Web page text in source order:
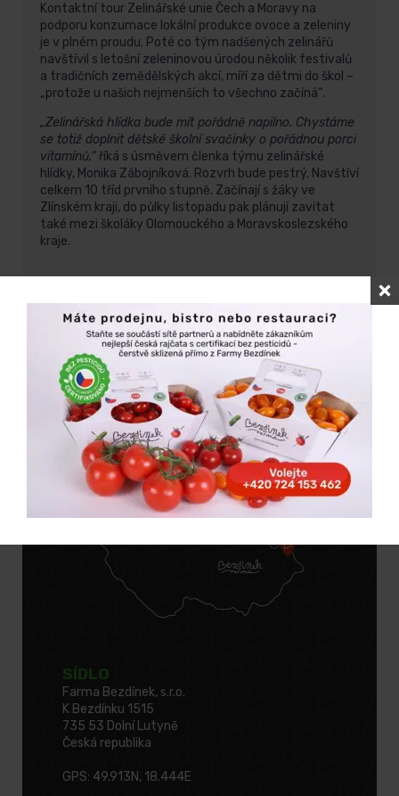
Kontaktní tour Zelinářské unie Čech a Moravy na
podporu konzumace lokální produkce ovoce a zeleniny
je v plném proudu. Poté co tým nadšených zelinářů
navštívil s letošní zeleninovou úrodou několik festivalů
a tradičních zemědělských akcí, míří za dětmi do škol –
„protože u našich nejmenších to všechno začíná“.
„Zelinářská hlídka bude mít pořádně napilno. Chystáme
se totiž doplnit dětské školní svačinky o pořádnou porci
vitamínů,“ říká s úsměvem členka týmu zelinářské
hlídky, Monika Zábojníková. Rozvrh bude pestrý. Navštíví
celkem 10 tříd prvního stupně. Začínají s žáky ve
Zlínském kraji, do půlky listopadu pak plánují zavítat
také mezi školáky Olomouckého a Moravskoslezského
kraje.
SÍDLO
Farma Bezdínek, s.r.o.
K Bezdínku 1515
735 53 Dolní Lutyně
Česká republika
GPS: 49.913N, 18.444E